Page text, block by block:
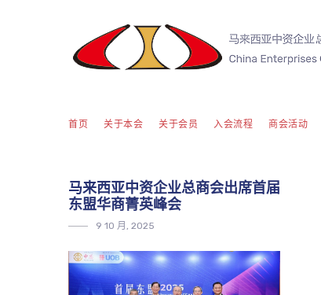
首页 关于本会 关于会员 入会流程 商会活动
马来西亚中资企业总商会出席首届
东盟华商菁英峰会
9 10 月, 2025